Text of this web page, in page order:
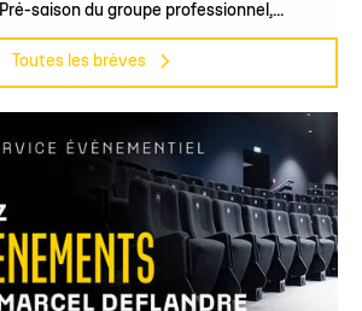
Pré-saison du groupe professionnel,...
Toutes les brèves